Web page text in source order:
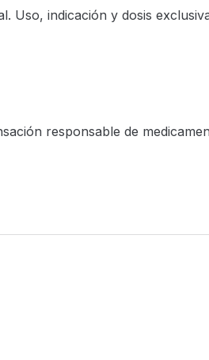
indicación y dosis
responsable de